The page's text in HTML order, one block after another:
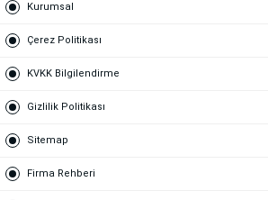
Kurumsal
Çerez Politikası
KVKK Bilgilendirme
Gizlilik Politikası
Sitemap
Firma Rehberi